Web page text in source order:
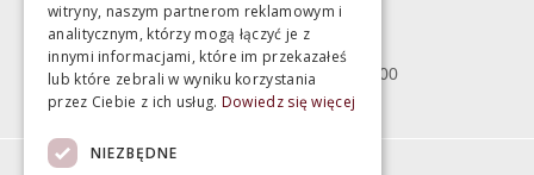
Bartycka 24/26 Hala 100
00-716 Warszawa
poniedziałek - piątek 10:00 - 18:00
sobota 10:00 - 15:00
witryny, naszym partnerom reklamowym i
analitycznym, którzy mogą łączyć je z
innymi informacjami, które im przekazałeś
lub które zebrali w wyniku korzystania
przez Ciebie z ich usług. Dowiedz się więcej
NIEZBĘDNE